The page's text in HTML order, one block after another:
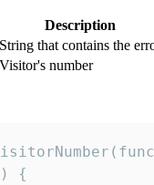
Description
String that contains the
Visitor's number
{